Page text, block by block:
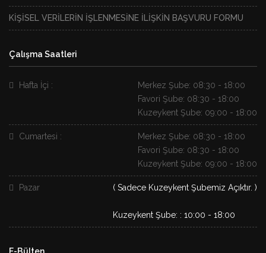
KİŞİSEL VERİLERİN İŞLENMESİNE İLİŞKİN BAŞVURU FORMU
Çalışma Saatleri
Hafta İçi :
Merkez Şube: 08:30 - 18:00
Favori Şube: 08:30 - 18:00
Kuzeykent Şube: 09:00 - 18:00
Cumartesi :
Merkez Şube: 08:30 - 18:00
Favori Şube: 08:30 - 18:00
Kuzeykent Şube: 09:00 - 18:00
Pazar ( Sadece Kuzeykent Şubemiz Açıktır. )
Kuzeykent Şube: : 10:00 - 18:00